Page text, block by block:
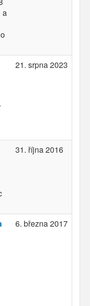
a
21. srpna 2023
31. října 2016
6. března 2017